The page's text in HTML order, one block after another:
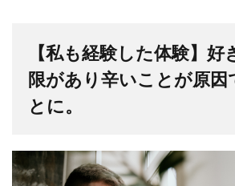
【私も経験した体験】
限があり辛いことが原因
とに。